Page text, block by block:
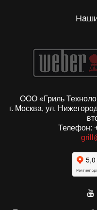
ООО «Гриль
г. Москва, ул.
Телефон: